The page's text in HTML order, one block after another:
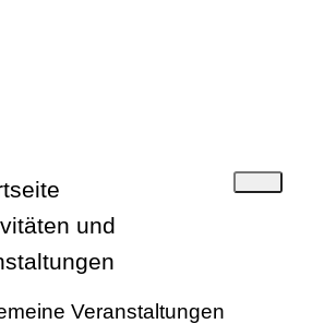
und
Veranstaltungen